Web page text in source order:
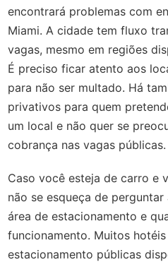
encontrará problemas com
Miami. A cidade tem fluxo
vagas, mesmo em regiões
É preciso ficar atento aos
para não ser multado. Há
privativos para quem
um local e não quer se
cobrança nas vagas públicas.
Caso você esteja de carro e
não se esqueça de
área de estacionamento e
funcionamento. Muitos
estacionamento públicas